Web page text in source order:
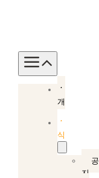
Toggle
Navigation
소
개
소
식
공
지